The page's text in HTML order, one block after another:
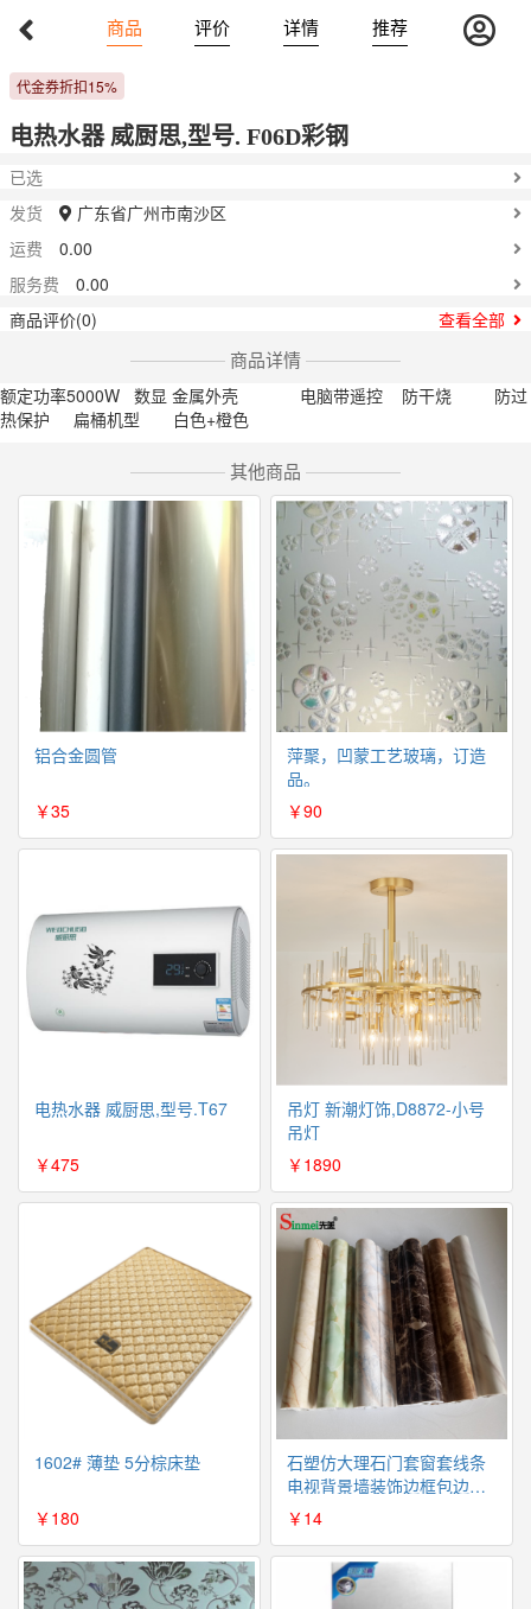
商品 评价 详情 推荐
Previous
￥1020-1065
代金券折扣15%
电热水器 威厨思,型号. F06D彩钢
已选
发货
广东省广州市南沙区
运费
0.00
服务费
0.00
商品评价(0)
查看全部
商品详情
额定功率5000W 数显 金属外壳 电脑带遥控 防干烧 防过
热保护 扁桶机型 白色+橙色
其他商品
铝合金圆管
￥35
萍聚，凹蒙工艺玻璃，订造
品。
￥90
电热水器 威厨思,型号.T67
￥475
吊灯 新潮灯饰,D8872-小号
吊灯
￥1890
1602# 薄垫 5分棕床垫
￥180
石塑仿大理石门套窗套线条
电视背景墙装饰边框包边线
条10（不包邮）
￥14